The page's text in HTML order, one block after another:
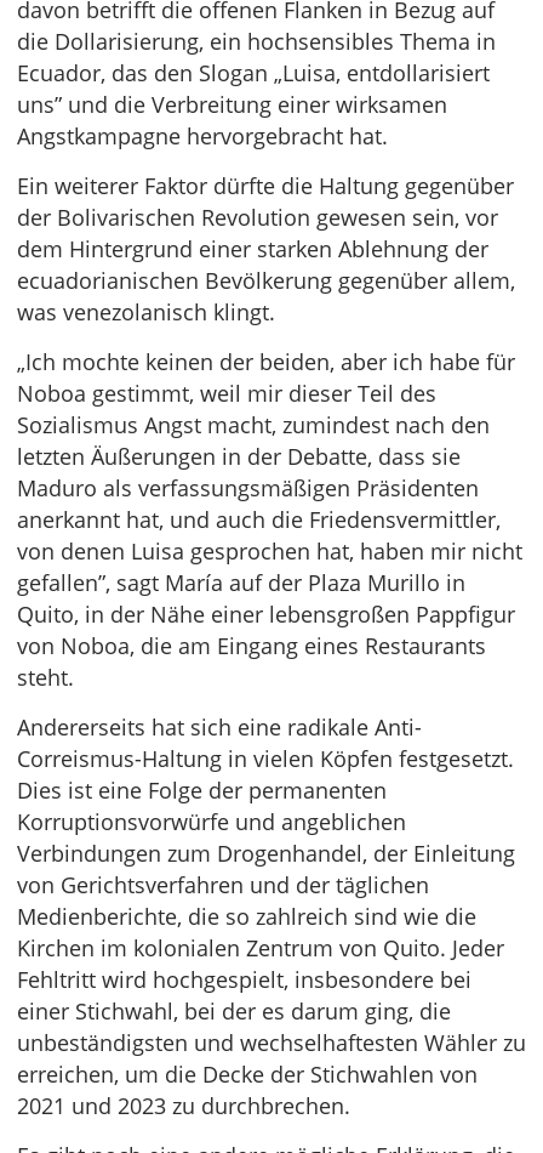
davon betrifft die offenen Flanken in Bezug auf
die Dollarisierung, ein hochsensibles Thema in
Ecuador, das den Slogan „Luisa, entdollarisiert
uns” und die Verbreitung einer wirksamen
Angstkampagne hervorgebracht hat.
Ein weiterer Faktor dürfte die Haltung gegenüber
der Bolivarischen Revolution gewesen sein, vor
dem Hintergrund einer starken Ablehnung der
ecuadorianischen Bevölkerung gegenüber allem,
was venezolanisch klingt.
„Ich mochte keinen der beiden, aber ich habe für
Noboa gestimmt, weil mir dieser Teil des
Sozialismus Angst macht, zumindest nach den
letzten Äußerungen in der Debatte, dass sie
Maduro als verfassungsmäßigen Präsidenten
anerkannt hat, und auch die Friedensvermittler,
von denen Luisa gesprochen hat, haben mir nicht
gefallen”, sagt María auf der Plaza Murillo in
Quito, in der Nähe einer lebensgroßen Pappfigur
von Noboa, die am Eingang eines Restaurants
steht.
Andererseits hat sich eine radikale Anti-
Correismus-Haltung in vielen Köpfen festgesetzt.
Dies ist eine Folge der permanenten
Korruptionsvorwürfe und angeblichen
Verbindungen zum Drogenhandel, der Einleitung
von Gerichtsverfahren und der täglichen
Medienberichte, die so zahlreich sind wie die
Kirchen im kolonialen Zentrum von Quito. Jeder
Fehltritt wird hochgespielt, insbesondere bei
einer Stichwahl, bei der es darum ging, die
unbeständigsten und wechselhaftesten Wähler zu
erreichen, um die Decke der Stichwahlen von
2021 und 2023 zu durchbrechen.